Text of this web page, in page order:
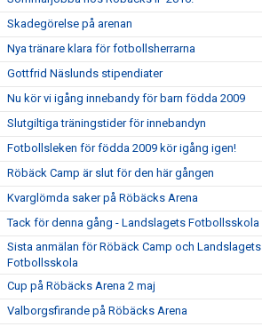
Skadegörelse på arenan
Nya tränare klara för fotbollsherrarna
Gottfrid Näslunds stipendiater
Nu kör vi igång innebandy för barn födda 2009
Slutgiltiga träningstider för innebandyn
Fotbollsleken för födda 2009 kör igång igen!
Röbäck Camp är slut för den här gången
Kvarglömda saker på Röbäcks Arena
Tack för denna gång - Landslagets Fotbollsskola
Sista anmälan för Röbäck Camp och Landslagets
Fotbollsskola
Cup på Röbäcks Arena 2 maj
Valborgsfirande på Röbäcks Arena